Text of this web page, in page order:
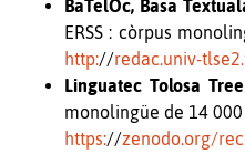
BaTelÒc, Basa
ERSS : còrpus
http://redac.univ-
Linguatec Tolosa
monolingüe de 14
https://zenodo.org/